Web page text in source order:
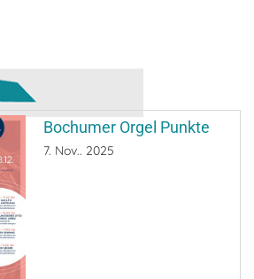
Bochumer Orgel Punkte
7. Nov.. 2025